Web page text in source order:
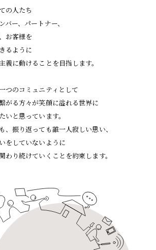
の人たち
バー、パートナー、
お客様を
るように
義に動けることを目指します。
つのコミュニティとして
がる方々が笑顔に溢れる世界に
いと思っています。
、振り返っても誰一人寂しい思い、
をしていないように
わり続けていくことを約束します。